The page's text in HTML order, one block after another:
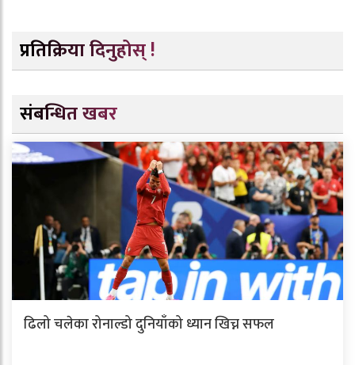
प्रतिक्रिया दिनुहोस् !
संबन्धित खबर
ढिलो चलेका रोनाल्डो दुनियाँको ध्यान खिच्न सफल